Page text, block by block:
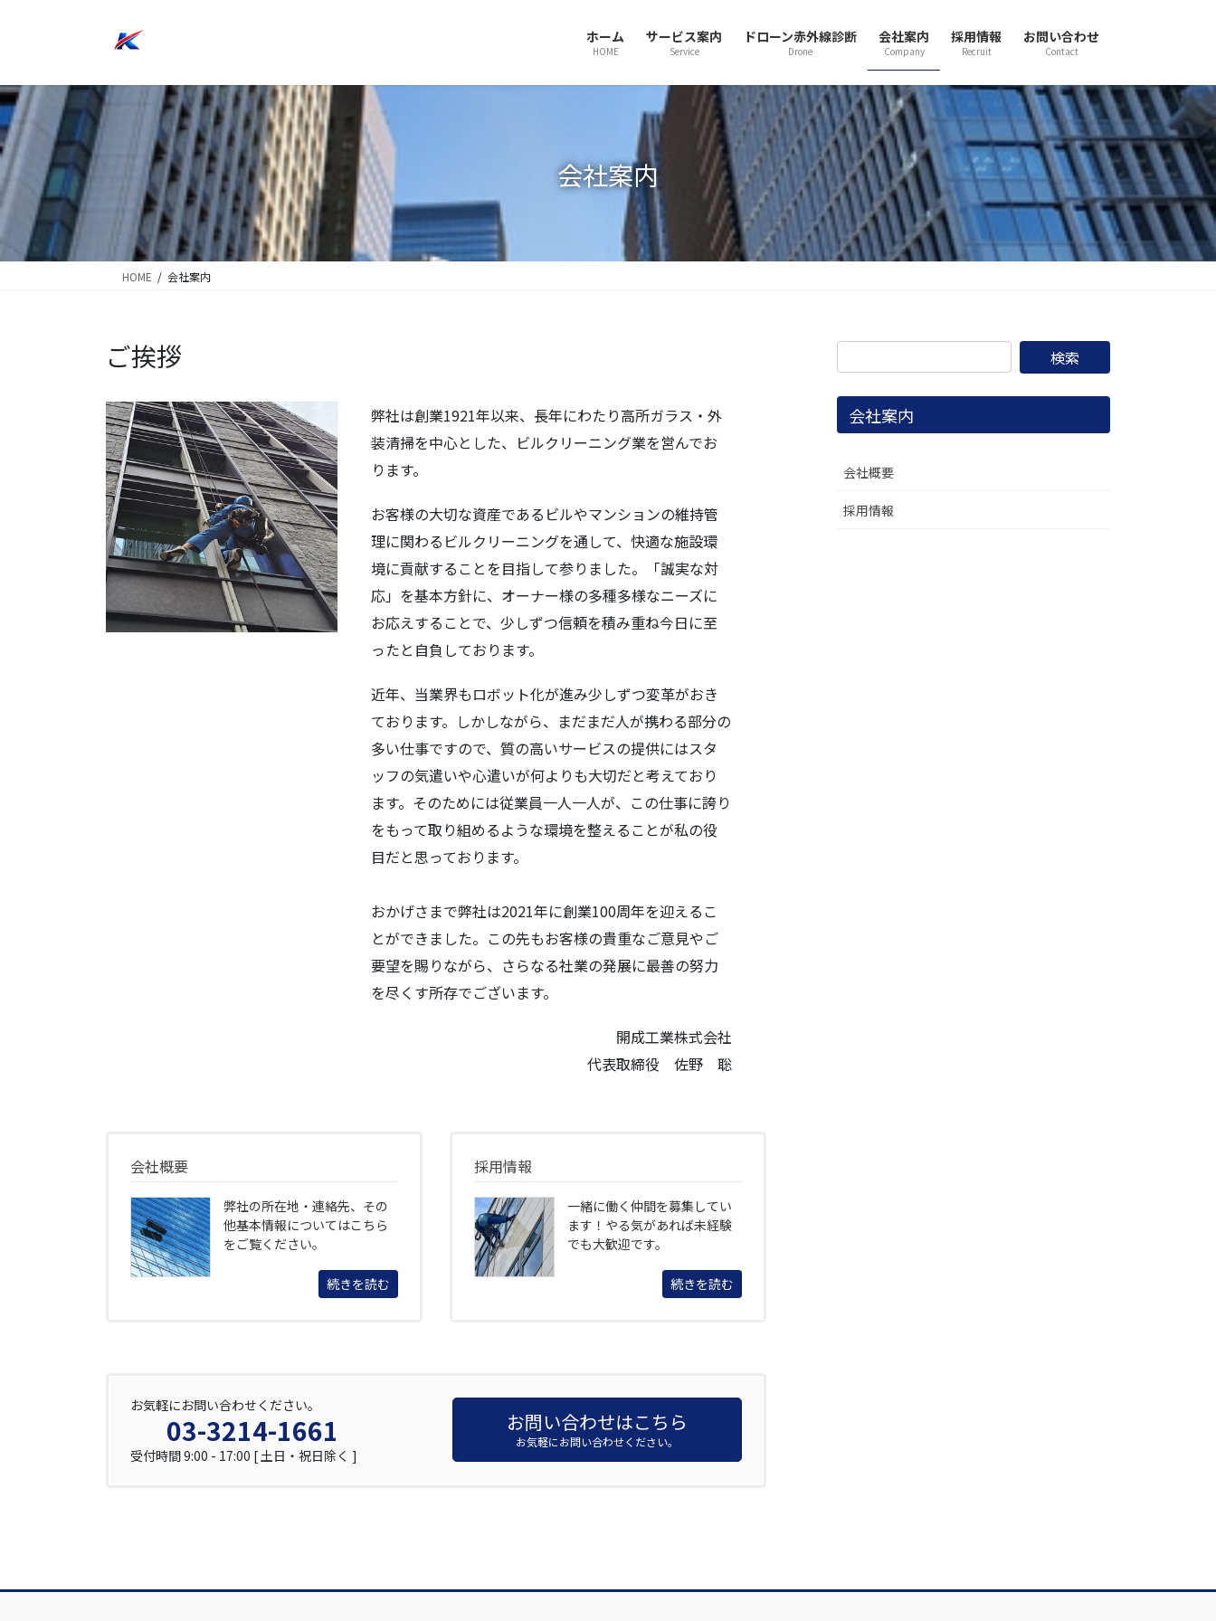
ツ
に
移
動
シ
ョ
ン
に
移
動
ホーム
HOME
サービス案内
Service
ドローン赤外線診断
Drone
会社案内
Company
採用情報
Recruit
お問い合わせ
Contact
会社案内
HOME 会社案内
ご挨拶
弊社は創業1921年以来、長年にわたり高所ガラス・外
装清掃を中心とした、ビルクリーニング業を営んでお
ります。
お客様の大切な資産であるビルやマンションの維持管
理に関わるビルクリーニングを通して、快適な施設環
境に貢献することを目指して参りました。「誠実な対
応」を基本方針に、オーナー様の多種多様なニーズに
お応えすることで、少しずつ信頼を積み重ね今日に至
ったと自負しております。
近年、当業界もロボット化が進み少しずつ変革がおき
ております。しかしながら、まだまだ人が携わる部分の
多い仕事ですので、質の高いサービスの提供にはスタ
ッフの気遣いや心遣いが何よりも大切だと考えており
ます。そのためには従業員一人一人が、この仕事に誇り
をもって取り組めるような環境を整えることが私の役
目だと思っております。
おかげさまで弊社は2021年に創業100周年を迎えるこ
とができました。この先もお客様の貴重なご意見やご
要望を賜りながら、さらなる社業の発展に最善の努力
を尽くす所存でございます。
開成工業株式会社
代表取締役 佐野 聡
会社概要
弊社の所在地・連絡先、その
他基本情報についてはこちら
をご覧ください。
続きを読む
採用情報
一緒に働く仲間を募集してい
ます！やる気があれば未経験
でも大歓迎です。
続きを読む
お気軽にお問い合わせください。
03-3214-1661
受付時間 9:00 - 17:00 [ 土日・祝日除く ]
お問い合わせはこちら
お気軽にお問い合わせください。
会社案内
会社概要
採用情報